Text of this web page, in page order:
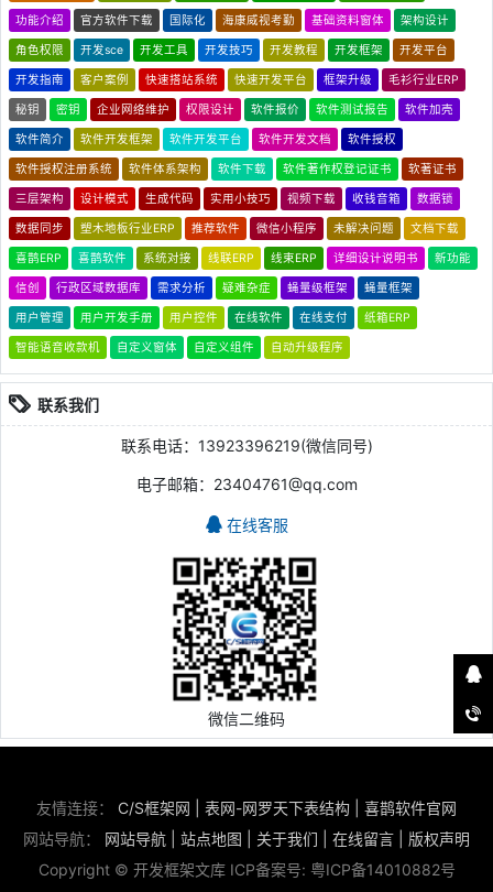
功能介绍 官方软件下载 国际化 海康威视考勤 基础资料窗体 架构设计
角色权限 开发sce 开发工具 开发技巧 开发教程 开发框架 开发平台
开发指南 客户案例 快速搭站系统 快速开发平台 框架升级 毛衫行业ERP
秘钥 密钥 企业网络维护 权限设计 软件报价 软件测试报告 软件加壳
软件简介 软件开发框架 软件开发平台 软件开发文档 软件授权
软件授权注册系统 软件体系架构 软件下载 软件著作权登记证书 软著证书
三层架构 设计模式 生成代码 实用小技巧 视频下载 收钱音箱 数据锁
数据同步 塑木地板行业ERP 推荐软件 微信小程序 未解决问题 文档下载
喜鹊ERP 喜鹊软件 系统对接 线联ERP 线束ERP 详细设计说明书 新功能
信创 行政区域数据库 需求分析 疑难杂症 蝇量级框架 蝇量框架
用户管理 用户开发手册 用户控件 在线软件 在线支付 纸箱ERP
智能语音收款机 自定义窗体 自定义组件 自动升级程序
联系我们
联系电话：13923396219(微信同号)
电子邮箱：23404761@qq.com
在线客服
微信二维码
友情连接： C/S框架网 表网-网罗天下表结构
喜鹊软件官网
网站导航： 网站导航 站点地图 关于我们 在线留言
版权声明
Copyright © 开发框架文库 ICP备案号: 粤ICP备14010882号